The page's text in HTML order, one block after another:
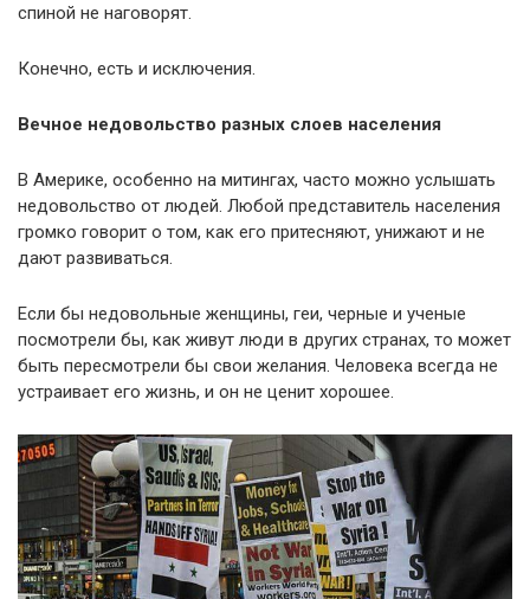
спиной не наговорят.
Конечно, есть и исключения.
Вечное недовольство разных слоев населения
В Америке, особенно на митингах, часто можно услышать
недовольство от людей. Любой представитель населения
громко говорит о том, как его притесняют, унижают и не
дают развиваться.
Если бы недовольные женщины, геи, черные и ученые
посмотрели бы, как живут люди в других странах, то может
быть пересмотрели бы свои желания. Человека всегда не
устраивает его жизнь, и он не ценит хорошее.